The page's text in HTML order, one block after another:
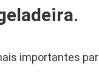
importantes